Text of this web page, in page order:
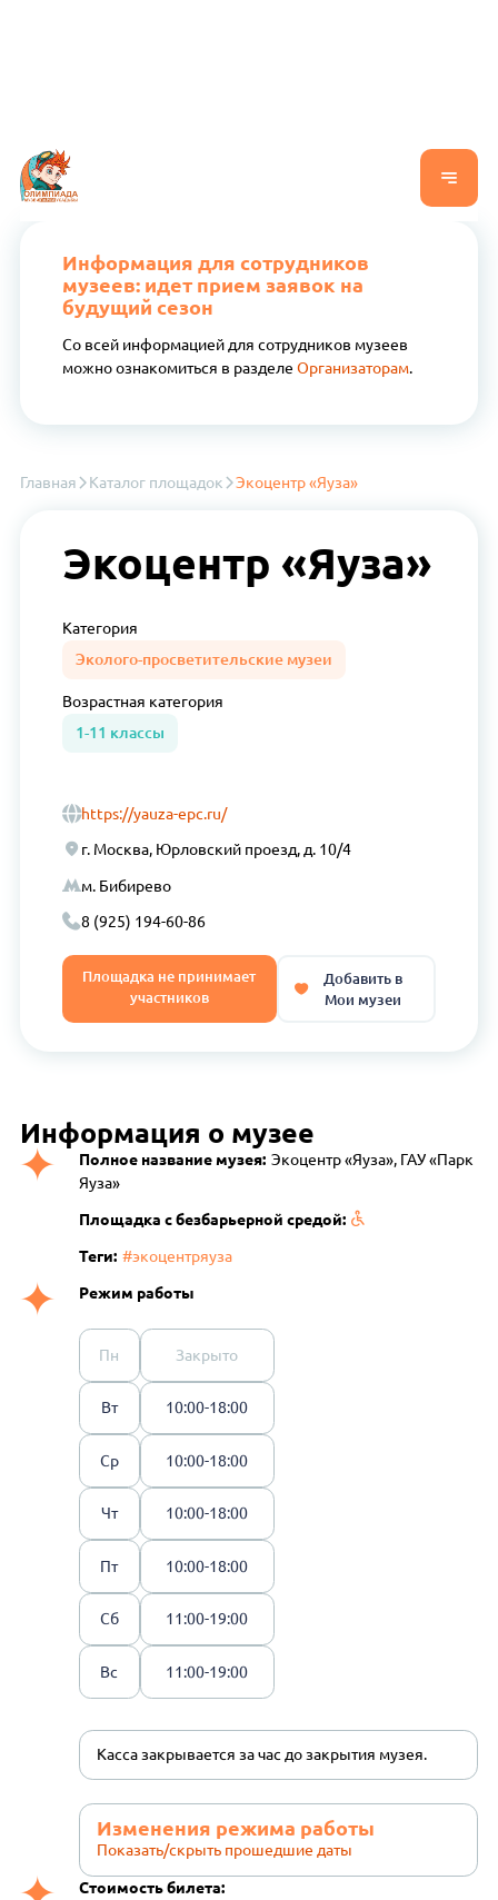
Информация для сотрудников
музеев: идет прием заявок на
будущий сезон
Со всей информацией для сотрудников музеев
можно ознакомиться в разделе Организаторам.
Главная Каталог площадок Экоцентр «Яуза»
Экоцентр «Яуза»
Категория
Эколого-просветительские музеи
Возрастная категория
1-11 классы
https://yauza-epc.ru/
г. Москва, Юрловский проезд, д. 10/4
м. Бибирево
8 (925) 194-60-86
Площадка не принимает
участников
Добавить в
Мои музеи
Информация о музее
Полное название музея: Экоцентр «Яуза», ГАУ «Парк
Яуза»
Площадка с безбарьерной средой:
Теги: #экоцентряуза
Режим работы
Пн Закрыто
Вт 10:00-18:00
Ср 10:00-18:00
Чт 10:00-18:00
Пт 10:00-18:00
Сб 11:00-19:00
Вс 11:00-19:00
Касса закрывается за час до закрытия музея.
Изменения режима работы
Показать/скрыть прошедшие даты
Стоимость билета: